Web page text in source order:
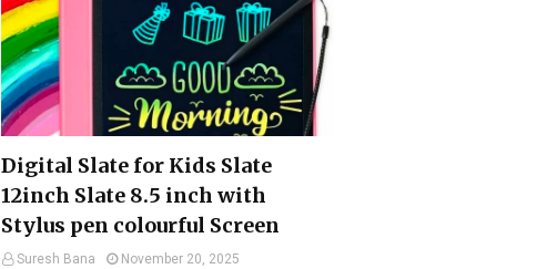
Digital Slate for Kids Slate
12inch Slate 8.5 inch with
Stylus pen colourful Screen
Suresh Bana
November 20, 2025